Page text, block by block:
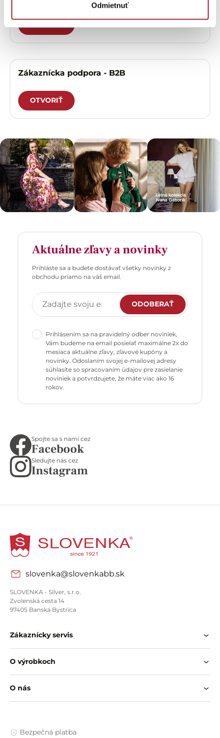
Odmietnuť
Zákaznícka podpora - B2B
OTVORIŤ
Aktuálne zľavy a novinky
Prihláste sa a budete dostávať všetky novinky z
obchodu priamo na váš email.
ODOBERAŤ
Prihlásením sa na pravidelný odber noviniek,
Vám budeme na email posielať maximálne 2x do
mesiaca aktuálne zľavy, zľavové kupóny a
novinky. Odoslaním svojej e-mailovej adresy
súhlasíte so spracovaním údajov pre zasielanie
noviniek a potvrdzujete, že máte viac ako 16
rokov.
Spojte sa s nami cez
Facebook
Sledujte nás cez
Instagram
slovenka@slovenkabb.sk
SLOVENKA - Silver, s.r.o.
Zvolenská cesta 14
97405 Banská Bystrica
Zákaznícky servis
O výrobkoch
O nás
Bezpečná platba